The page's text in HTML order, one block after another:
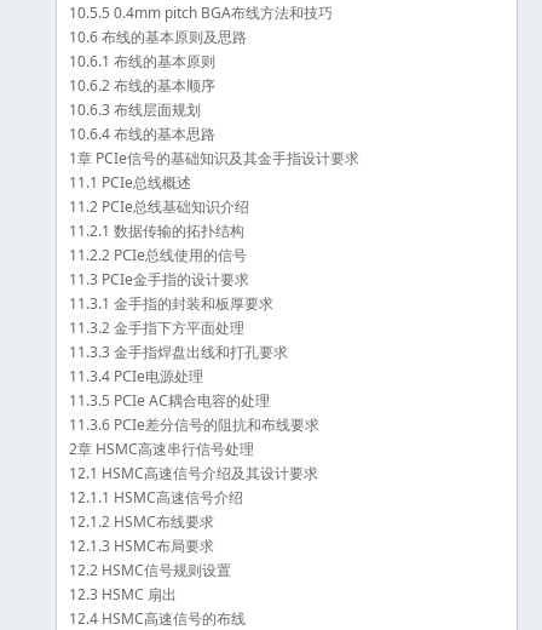
10.5.5 0.4mm pitch BGA布线方法和技巧
10.6 布线的基本原则及思路
10.6.1 布线的基本原则
10.6.2 布线的基本顺序
10.6.3 布线层面规划
10.6.4 布线的基本思路
1章 PCIe信号的基础知识及其金手指设计要求
11.1 PCIe总线概述
11.2 PCIe总线基础知识介绍
11.2.1 数据传输的拓扑结构
11.2.2 PCIe总线使用的信号
11.3 PCIe金手指的设计要求
11.3.1 金手指的封装和板厚要求
11.3.2 金手指下方平面处理
11.3.3 金手指焊盘出线和打孔要求
11.3.4 PCIe电源处理
11.3.5 PCIe AC耦合电容的处理
11.3.6 PCIe差分信号的阻抗和布线要求
2章 HSMC高速串行信号处理
12.1 HSMC高速信号介绍及其设计要求
12.1.1 HSMC高速信号介绍
12.1.2 HSMC布线要求
12.1.3 HSMC布局要求
12.2 HSMC信号规则设置
12.3 HSMC 扇出
12.4 HSMC高速信号的布线